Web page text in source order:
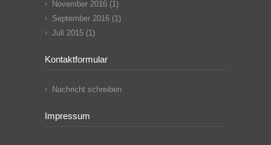
November 2016 (1)
September 2016 (1)
Juli 2015 (1)
Kontaktformular
Nachricht schreiben
Impressum